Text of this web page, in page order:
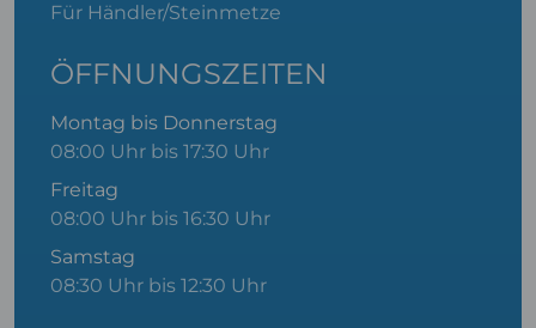
Für Händler/Steinmetze
ÖFFNUNGSZEITEN
Montag bis Donnerstag
08:00 Uhr bis 17:30 Uhr
Freitag
08:00 Uhr bis 16:30 Uhr
Samstag
08:30 Uhr bis 12:30 Uhr